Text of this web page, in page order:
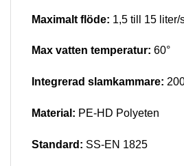
Maximalt flöde: 1,5 till 15 liter/
Max vatten temperatur: 60°
Integrerad slamkammare:
Material: PE-HD Polyeten
Standard: SS-EN 1825